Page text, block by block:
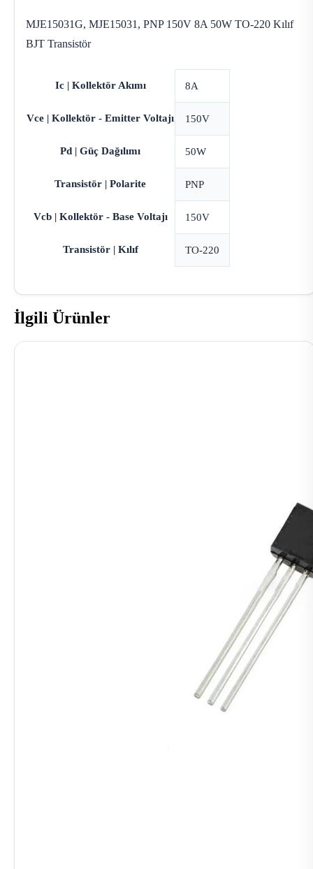
MJE15031G, MJE15031, PNP 150V 8A 50W TO-220 Kılıf
BJT Transistör
Ic | Kollektör Akımı 8A
Vce | Kollektör - Emitter Voltajı 150V
Pd | Güç Dağılımı 50W
Transistör | Polarite PNP
Vcb | Kollektör - Base Voltajı 150V
Transistör | Kılıf TO-220
İlgili Ürünler